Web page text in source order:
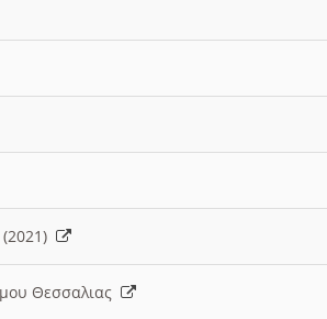
(2021)
Θεσσαλιας